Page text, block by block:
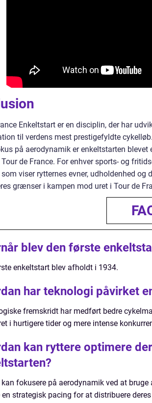
Enkeltstart er en disciplin, der har
til verdens mest prestigefyldte
på aerodynamik er enkeltstarten
de France. For enhver sports- og
viser rytternes evner, udholdenhed
grænser i kampen mod uret i Tour de
blev den første
enkeltstart blev afholdt i 1934.
har teknologi påvirket
fremskridt har medført bedre
i hurtigere tider og mere intense
kan ryttere optimere
kan fokusere på aerodynamik ved at
en strategisk pacing for at distribuere